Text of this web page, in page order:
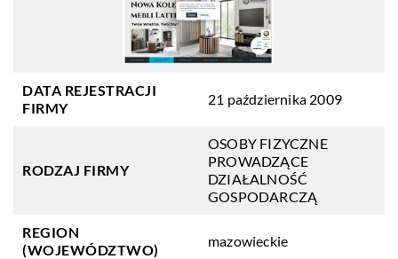
DATA REJESTRACJI
FIRMY
21 października 2009
RODZAJ FIRMY
OSOBY FIZYCZNE
PROWADZĄCE
DZIAŁALNOŚĆ
GOSPODARCZĄ
REGION
(WOJEWÓDZTWO)
mazowieckie